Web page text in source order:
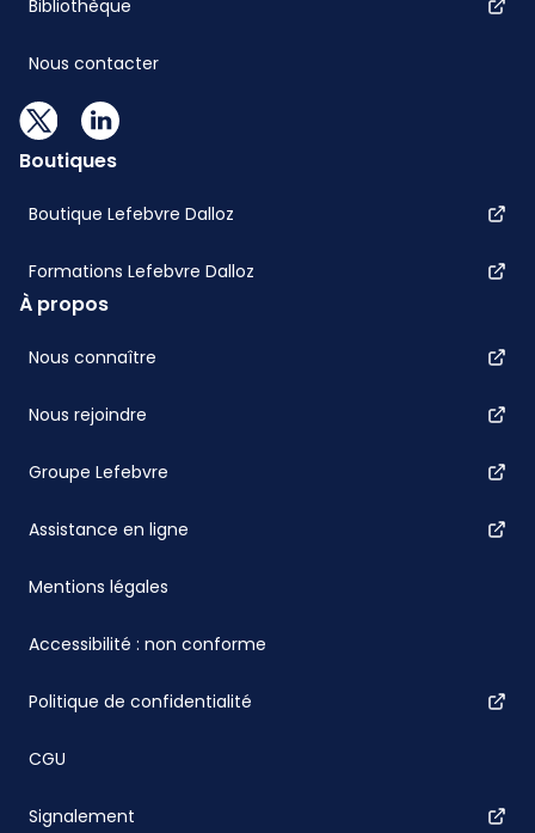
Bibliothèque
Nous contacter
Boutiques
Boutique Lefebvre Dalloz
Formations Lefebvre Dalloz
À propos
Nous connaître
Nous rejoindre
Groupe Lefebvre
Assistance en ligne
Mentions légales
Accessibilité : non conforme
Politique de confidentialité
CGU
Signalement